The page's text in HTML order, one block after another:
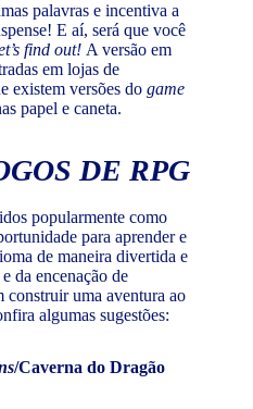
palavras e incentiva a
E aí, será que você
find out! A versão em
em lojas de
existem versões do game
papel e caneta.
DE RPG
popularmente como
para aprender e
de maneira divertida e
da encenação de
construir uma aventura ao
algumas sugestões:
/Caverna do Dragão